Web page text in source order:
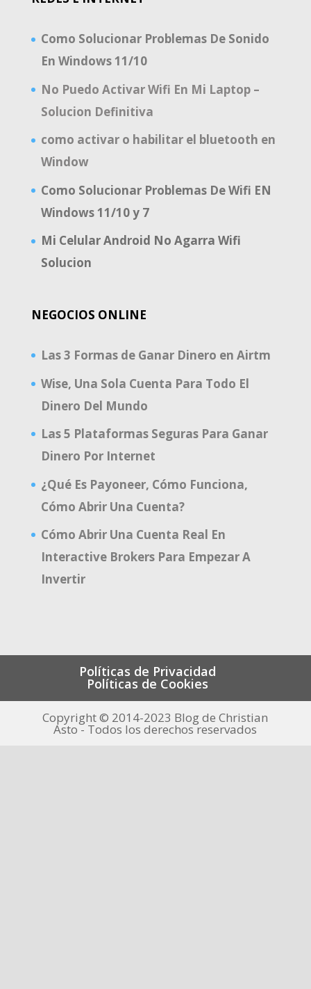
Como Solucionar Problemas De Sonido
En Windows 11/10
No Puedo Activar Wifi En Mi Laptop –
Solucion Definitiva
como activar o habilitar el bluetooth en
Window
Como Solucionar Problemas De Wifi EN
Windows 11/10 y 7
Mi Celular Android No Agarra Wifi
Solucion
NEGOCIOS ONLINE
Las 3 Formas de Ganar Dinero en Airtm
Wise, Una Sola Cuenta Para Todo El
Dinero Del Mundo
Las 5 Plataformas Seguras Para Ganar
Dinero Por Internet
¿Qué Es Payoneer, Cómo Funciona,
Cómo Abrir Una Cuenta?
Cómo Abrir Una Cuenta Real En
Interactive Brokers Para Empezar A
Invertir
Políticas de Privacidad
Políticas de Cookies
Copyright © 2014-2023 Blog de Christian
Asto - Todos los derechos reservados